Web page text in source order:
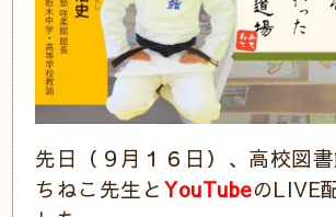
先日（９月１６日）、高校図
ちねこ先生とYouTubeのLIVE